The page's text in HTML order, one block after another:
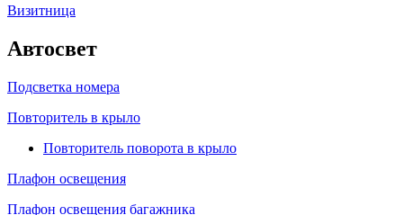
Визитница
Автосвет
Подсветка номера
Повторитель в крыло
Повторитель поворота в крыло
Плафон освещения
Плафон освещения багажника